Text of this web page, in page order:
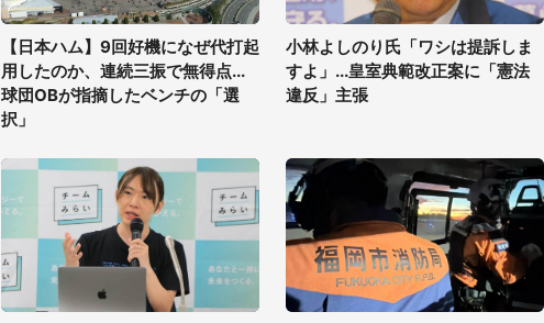
【日本ハム】9回好機になぜ代打起
用したのか、連続三振で無得点...
球団OBが指摘したベンチの「選
択」
小林よしのり氏「ワシは提訴しま
すよ」...皇室典範改正案に「憲法
違反」主張